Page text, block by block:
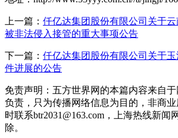
上一篇： 仟亿达集团股份有限公司关于
被非法侵入接管的重大事项公告
下一篇： 仟亿达集团股份有限公司关于
件进展的公告
免责声明：五方世界网的本篇内容来自
负责，只为传播网络信息为目的，非商
时联系btr2031@163.com，上海热线新闻
除。